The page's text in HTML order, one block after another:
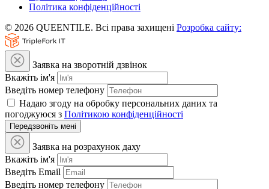
Політика конфіденційності
© 2026 QUEENTILE. Всі права захищені Розробка сайту:
Заявка на зворотній дзвінок
Вкажіть ім'я
Введіть номер телефону
Надаю згоду на обробку персональних даних та
погоджуюся з Політикою конфіденційності
Передзвоніть мені
Заявка на розрахунок даху
Вкажіть ім'я
Введіть Email
Введіть номер телефону